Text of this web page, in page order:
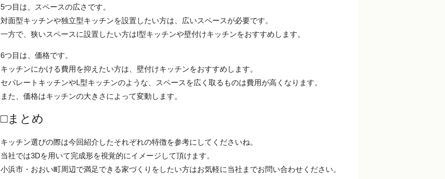
5つ目は、スペースの広さです。
対面型キッチンや独立型キッチンを設置したい方は、広いスペースが必要です。
一方で、狭いスペースに設置したい方はI型キッチンや壁付けキッチンをおすすめします。
6つ目は、価格です。
キッチンにかける費用を抑えたい方は、壁付けキッチンをおすすめします。
セパレートキッチンやL型キッチンのような、スペースを広く取るものは費用が高くなります。
また、価格はキッチンの大きさによって変動します。
□まとめ
キッチン選びの際は今回紹介したそれぞれの特徴を参考にしてくださいね。
当社では3Dを用いて完成形を視覚的にイメージして頂けます。
小浜市・おおい町周辺で満足できる家づくりをしたい方はお気軽に当社までお問い合わせください。